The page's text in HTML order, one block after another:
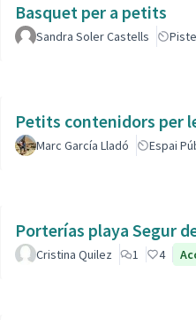
Basquet per a petits
Sandra Soler Castells
Petits contenidors per
Marc García Lladó Espai
Porterías playa Segur
Cristina Quilez 1 4